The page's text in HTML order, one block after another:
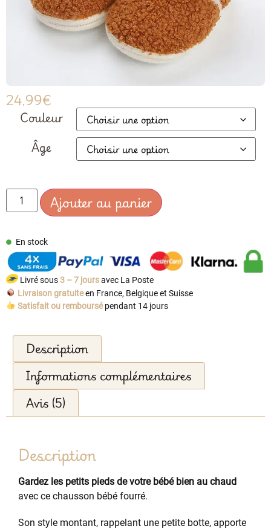
24.99€
Couleur
Âge
Ajouter au panier
En stock
Livré sous3 – 7 joursavec La Poste
Livraison gratuiteen France, Belgique et Suisse
Satisfait ou remboursépendant 14 jours
Description
Informations complémentaires
Avis (5)
Description
Gardez les petits pieds de votre bébé bien au chaud
avec ce chausson bébé fourré.
Son style montant, rappelant une petite botte, apporte